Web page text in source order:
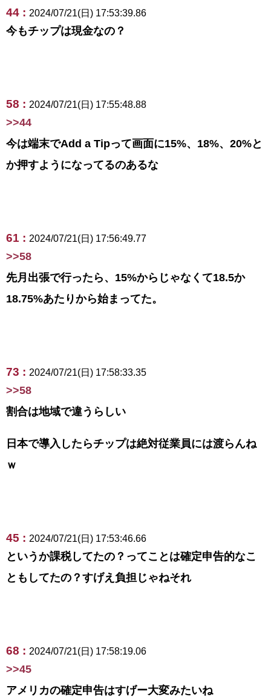
44 : 2024/07/21(日) 17:53:39.86
今もチップは現金なの？
58 : 2024/07/21(日) 17:55:48.88
>>44
今は端末でAdd a Tipって画面に15%、18%、20%と
か押すようになってるのあるな
61 : 2024/07/21(日) 17:56:49.77
>>58
先月出張で行ったら、15%からじゃなくて18.5か
18.75%あたりから始まってた。
73 : 2024/07/21(日) 17:58:33.35
>>58
割合は地域で違うらしい
日本で導入したらチップは絶対従業員には渡らんね
ｗ
45 : 2024/07/21(日) 17:53:46.66
というか課税してたの？ってことは確定申告的なこ
ともしてたの？すげえ負担じゃねそれ
68 : 2024/07/21(日) 17:58:19.06
>>45
アメリカの確定申告はすげー大変みたいね